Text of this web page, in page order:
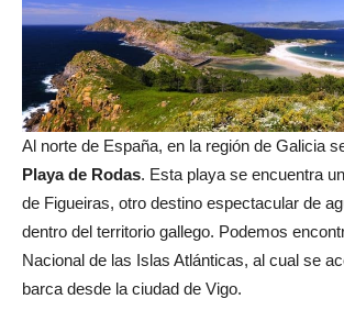
Al norte de España, en la región de Galicia
Playa de Rodas. Esta playa se encuentra
de Figueiras, otro destino espectacular de
dentro del territorio gallego. Podemos
Nacional de las Islas Atlánticas, al cual se
barca desde la ciudad de Vigo.